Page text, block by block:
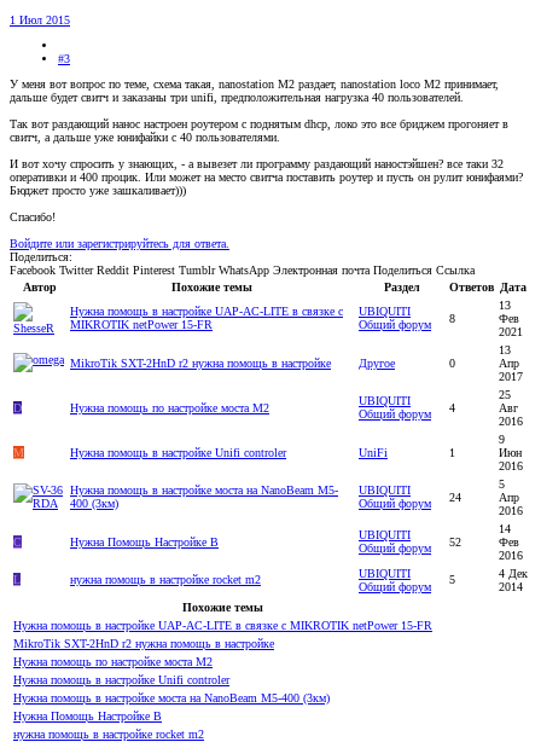
1 Июл 2015
#3
У меня вот вопрос по теме, схема такая, nanostation M2 раздает, nanostation loco M2 принимает,
дальше будет свитч и заказаны три unifi, предположительная нагрузка 40 пользователей.
Так вот раздающий нанос настроен роутером с поднятым dhcp, локо это все бриджем прогоняет в
свитч, а дальше уже юнифайки с 40 пользователями.
И вот хочу спросить у знающих, - а вывезет ли программу раздающий наностэйшен? все таки 32
оперативки и 400 процик. Или может на место свитча поставить роутер и пусть он рулит юнифаями?
Бюджет просто уже зашкаливает)))
Спасибо!
Войдите или зарегистрируйтесь для ответа.
Поделиться:
Facebook Twitter Reddit Pinterest Tumblr WhatsApp Электронная почта Поделиться Ссылка
Автор
Похожие темы Раздел Ответов Дата
Нужна помощь в настройке UAP-AC-LITE в связке с
MIKROTIK netPower 15-FR
UBIQUITI
Общий форум
8
13
Фев
2021
MikroTik SXT-2HnD r2 нужна помощь в настройке Другое 0
13
Апр
2017
D Нужна помощь по настройке моста M2
UBIQUITI
Общий форум
4
25
Авг
2016
M Нужна помощь в настройке Unifi controler UniFi 1
9
Июн
2016
Нужна помощь в настройке моста на NanoBeam M5-
400 (3км)
UBIQUITI
Общий форум
24
5
Апр
2016
C Нужна Помощь Настройке В
UBIQUITI
Общий форум
52
14
Фев
2016
L
нужна помощь в настройке rocket m2
UBIQUITI
Общий форум
5
4 Дек
2014
Похожие темы
Нужна помощь в настройке UAP-AC-LITE в связке с MIKROTIK netPower 15-FR
MikroTik SXT-2HnD r2 нужна помощь в настройке
Нужна помощь по настройке моста M2
Нужна помощь в настройке Unifi controler
Нужна помощь в настройке моста на NanoBeam M5-400 (3км)
Нужна Помощь Настройке В
нужна помощь в настройке rocket m2